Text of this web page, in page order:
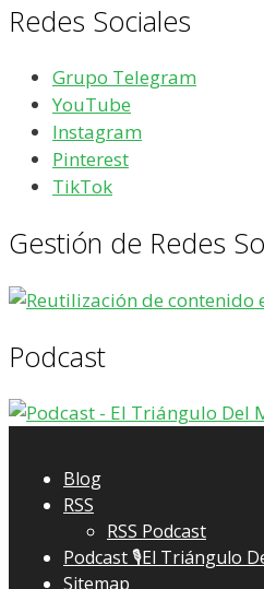
Redes Sociales
Grupo Telegram
YouTube
Instagram
Pinterest
TikTok
Gestión de Redes
Podcast
Blog
RSS
RSS Podcast
Podcast 🎙El Triángulo
Sitemap